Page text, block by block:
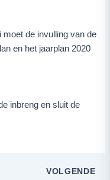
moet de invulling van de
en het jaarplan 2020
inbreng en sluit de
VOLGENDE